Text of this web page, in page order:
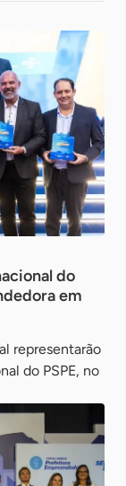
do
em
representarão
do PSPE, no